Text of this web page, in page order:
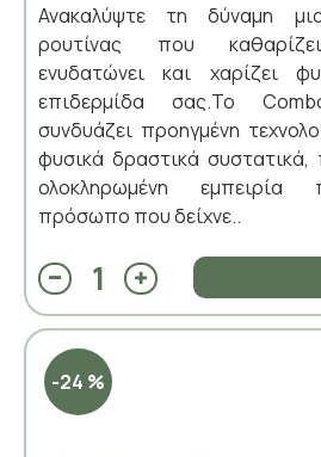
Ανακαλύψτε τη δύναμη
ρουτίνας που
ενυδατώνει και χαρίζει
επιδερμίδα σας.Το
συνδυάζει προηγμένη
φυσικά δραστικά
ολοκληρωμένη εμπειρία
πρόσωπο που δείχνε..
-24 %